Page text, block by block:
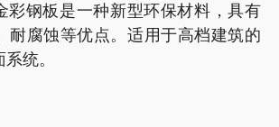
彩钢板是一种新型环保材料，具有
耐腐蚀等优点。适用于高档建筑的
统。